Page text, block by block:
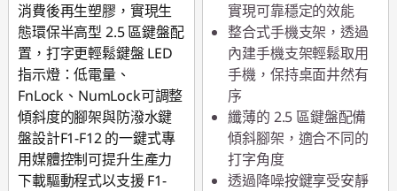
消費後再生塑膠，實現生
態環保半高型 2.5 區鍵盤配
置，打字更輕鬆鍵盤 LED
指示燈：低電量、
FnLock、NumLock可調整
傾斜度的腳架與防潑水鍵
盤設計F1-F12 的一鍵式專
用媒體控制可提升生產力
下載驅動程式以支援 F1-
實現可靠穩定的效能
整合式手機支架，透過
內建手機支架輕鬆取用
手機，保持桌面井然有
序
纖薄的 2.5 區鍵盤配備
傾斜腳架，適合不同的
打字角度
透過降噪按鍵享受安靜